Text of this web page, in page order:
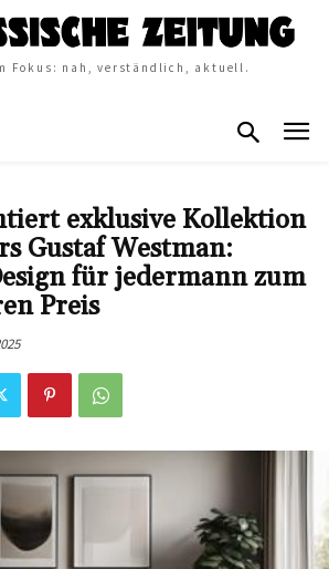
Fokus: nah, verständlich, aktuell.
exklusive Kollektion
Gustaf Westman:
für jedermann zum
Preis